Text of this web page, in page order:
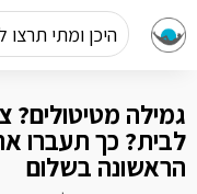
היכן ומתי תרצו
גמילה
לבית? כך תעברו
הראשונה בשלום